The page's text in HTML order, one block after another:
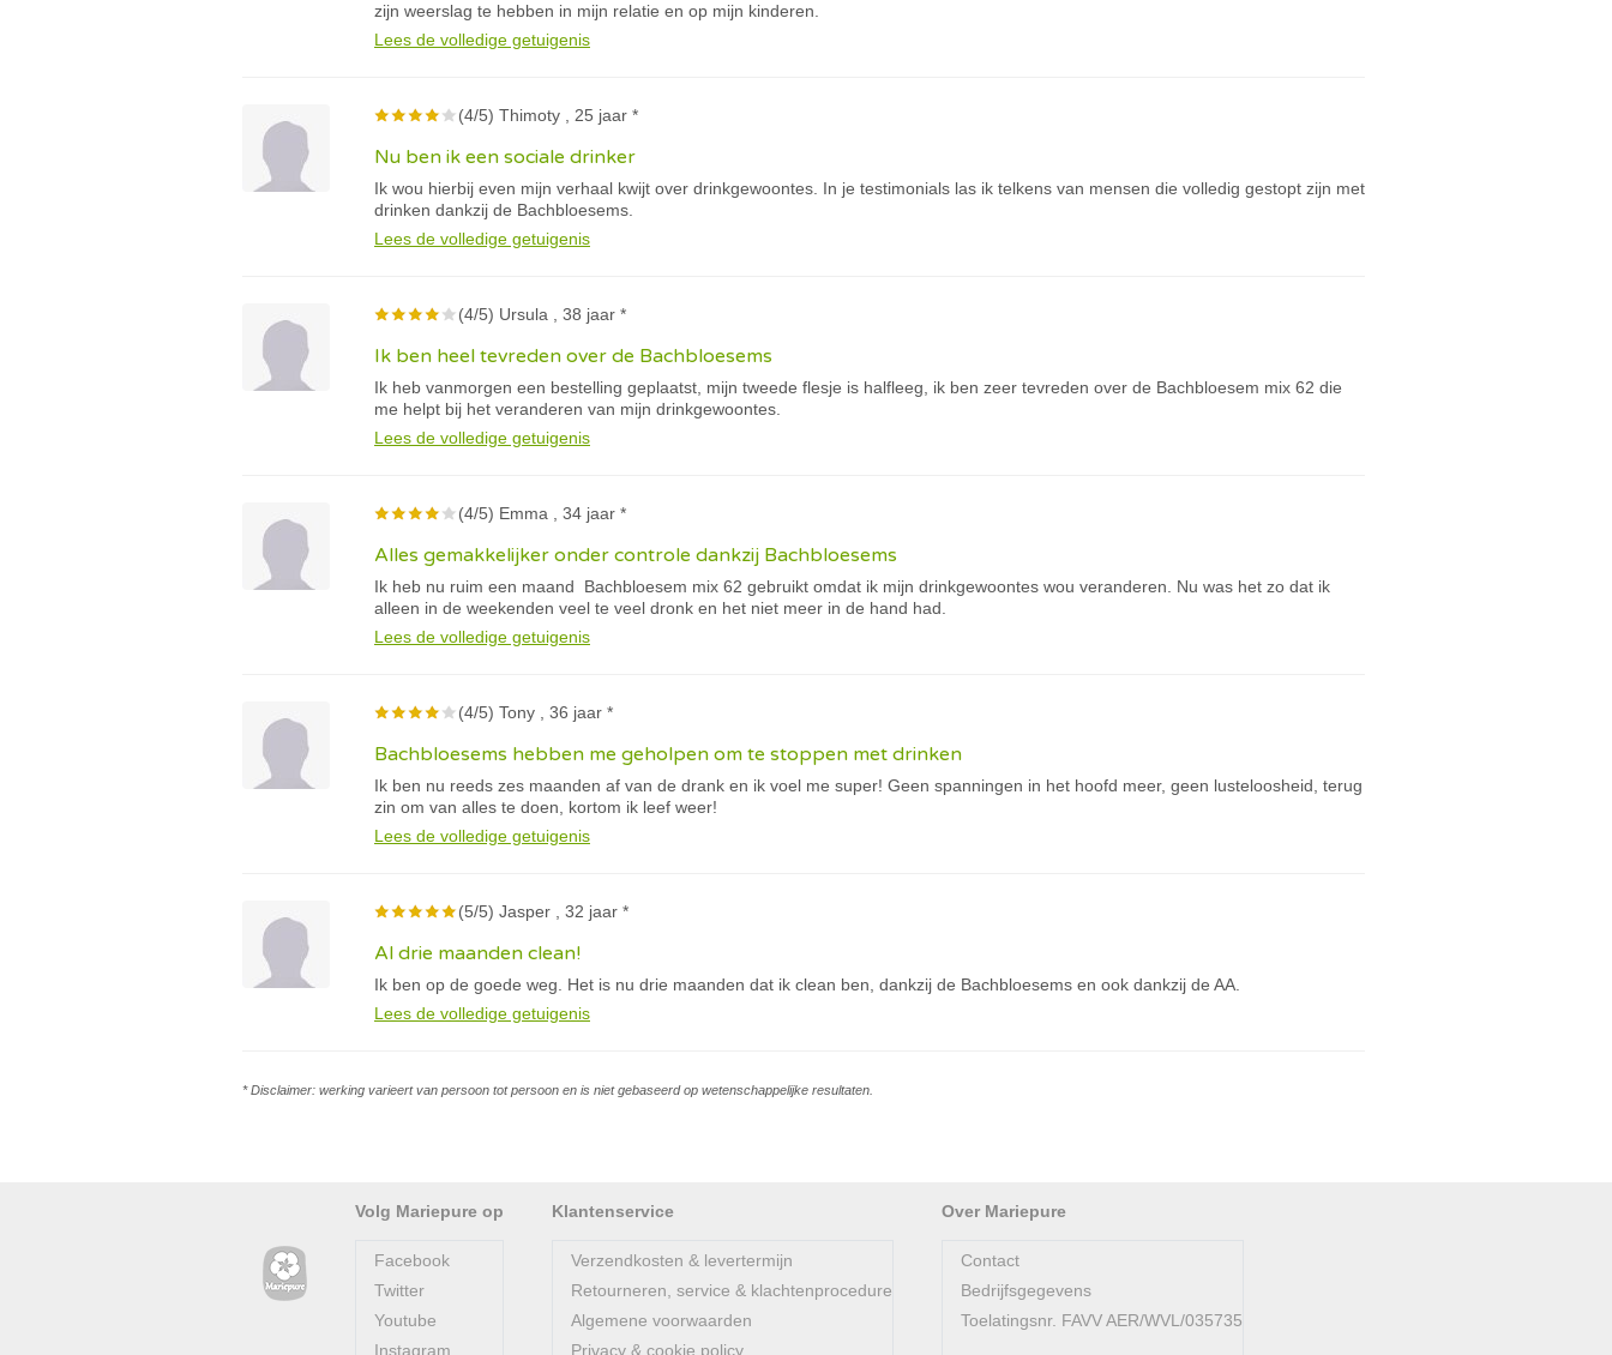
zijn weerslag te hebben in mijn relatie en op mijn kinderen.
Lees de volledige getuigenis
(4/5) Thimoty , 25 jaar *
Nu ben ik een sociale drinker
Ik wou hierbij even mijn verhaal kwijt over drinkgewoontes. In je testimonials las ik telkens van mensen die volledig gestopt zijn met
drinken dankzij de Bachbloesems.
Lees de volledige getuigenis
(4/5) Ursula , 38 jaar *
Ik ben heel tevreden over de Bachbloesems
Ik heb vanmorgen een bestelling geplaatst, mijn tweede flesje is halfleeg, ik ben zeer tevreden over de Bachbloesem mix 62 die
me helpt bij het veranderen van mijn drinkgewoontes.
Lees de volledige getuigenis
(4/5) Emma , 34 jaar *
Alles gemakkelijker onder controle dankzij Bachbloesems
Ik heb nu ruim een maand Bachbloesem mix 62 gebruikt omdat ik mijn drinkgewoontes wou veranderen. Nu was het zo dat ik
alleen in de weekenden veel te veel dronk en het niet meer in de hand had.
Lees de volledige getuigenis
(4/5) Tony , 36 jaar *
Bachbloesems hebben me geholpen om te stoppen met drinken
Ik ben nu reeds zes maanden af van de drank en ik voel me super! Geen spanningen in het hoofd meer, geen lusteloosheid, terug
zin om van alles te doen, kortom ik leef weer!
Lees de volledige getuigenis
(5/5) Jasper , 32 jaar *
Al drie maanden clean!
Ik ben op de goede weg. Het is nu drie maanden dat ik clean ben, dankzij de Bachbloesems en ook dankzij de AA.
Lees de volledige getuigenis
* Disclaimer: werking varieert van persoon tot persoon en is niet gebaseerd op wetenschappelijke resultaten.
Volg Mariepure op
Facebook
Twitter
Youtube
Instagram
Klantenservice
Verzendkosten & levertermijn
Retourneren, service & klachtenprocedure
Algemene voorwaarden
Privacy & cookie policy
Over Mariepure
Contact
Bedrijfsgegevens
Toelatingsnr. FAVV AER/WVL/035735